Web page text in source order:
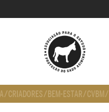
/CRIADORES/ BEM-ESTAR/CVBM/